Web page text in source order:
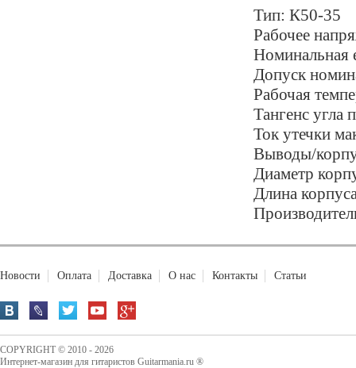
Тип: К50-35
Рабочее
Номинальная
Допуск
Рабочая
Тангенс угла
Ток утечки
Выводы/
Диаметр
Длина
Новости Оплата Доставка О нас Контакты Статьи
COPYRIGHT © 2010 - 2026
Интернет-магазин для гитаристов Guitarmania.ru ®